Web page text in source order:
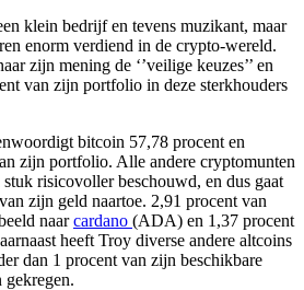
klein bedrijf en tevens muzikant, maar
enorm verdiend in de crypto-wereld.
zijn mening de ‘’veilige keuzes’’ en
van zijn portfolio in deze sterkhouders
bitcoin 57,78 procent en
zijn portfolio. Alle andere cryptomunten
risicovoller beschouwd, en dus gaat
zijn geld naartoe. 2,91 procent van
naarcardano (ADA) en 1,37 procent
heeft Troy diverse andere altcoins
dan 1 procent van zijn beschikbare
gekregen.